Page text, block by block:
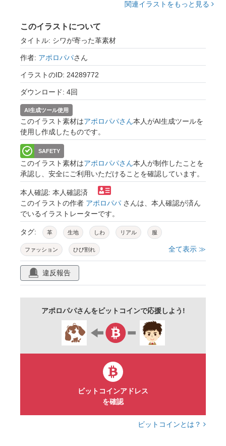
関連イラストをもっと見る
このイラストについて
タイトル: シワが寄った革素材
作者: アポロパパさん
イラストのID: 24289772
ダウンロード: 4回
AI生成ツール使用
このイラスト素材はアポロパパさん本人がAI生成ツールを
使用し作成したものです。
SAFETY
このイラスト素材はアポロパパさん本人が制作したことを
承認し、安全にご利用いただけることを確認しています。
本人確認: 本人確認済
このイラストの作者 アポロパパ さんは、本人確認が済ん
でいるイラストレーターです。
タグ: 革 生地 しわ リアル 服
ファッション ひび割れ
ai生成ツール使用素材
全て表示 ≫
違反報告
アポロパパさんをビットコインで応援しよう!
ビットコインアドレス
を確認
ビットコインとは？